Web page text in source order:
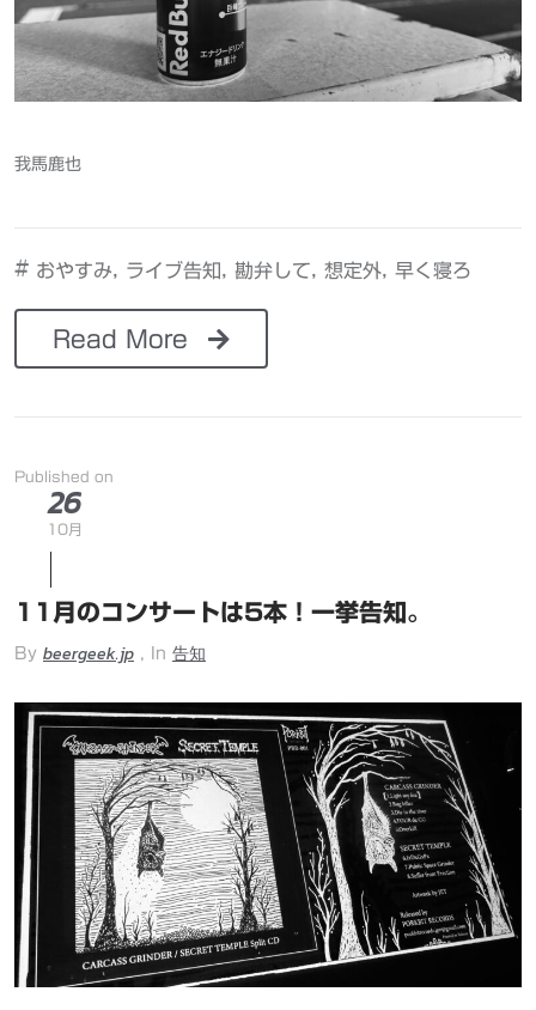
我馬鹿也
# おやすみ ライブ告知 勘弁して 想定外 早く寝ろ
Read More
Published on
26
10月
11月のコンサートは5本！一挙告知。
By beergeek.jp , In 告知